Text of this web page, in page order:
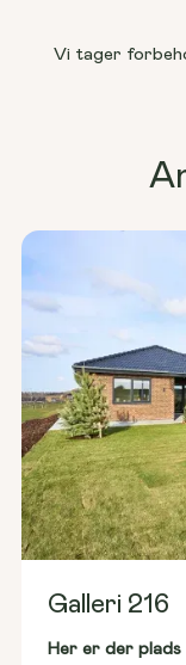
Vi tager
Galleri 216
Her er der